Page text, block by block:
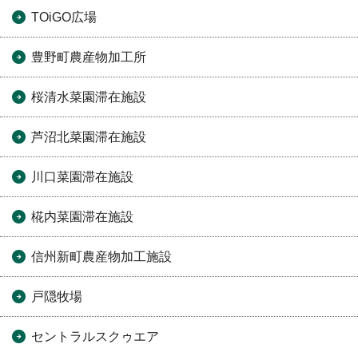
TOiGO広場
豊野町農産物加工所
桜清水菜園滞在施設
芦沼北菜園滞在施設
川口菜園滞在施設
椛内菜園滞在施設
信州新町農産物加工施設
戸隠牧場
セントラルスクゥエア